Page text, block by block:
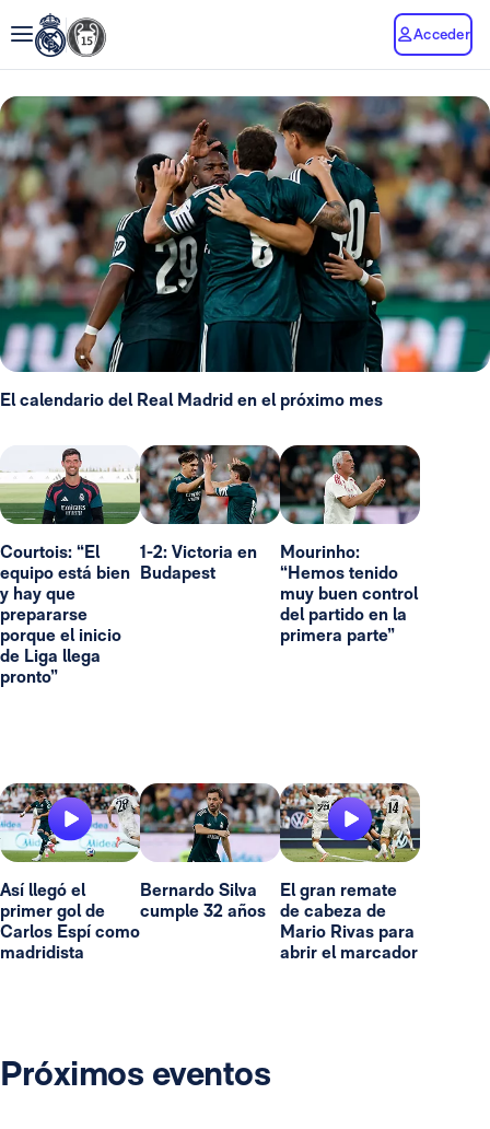
Acceder
El calendario del Real Madrid en el próximo mes
Courtois: “El
equipo está bien
y hay que
prepararse
porque el inicio
de Liga llega
pronto”
1-2: Victoria en
Budapest
Mourinho:
“Hemos tenido
muy buen control
del partido en la
primera parte”
Así llegó el
primer gol de
Carlos Espí como
madridista
Bernardo Silva
cumple 32 años
El gran remate
de cabeza de
Mario Rivas para
abrir el marcador
Próximos eventos